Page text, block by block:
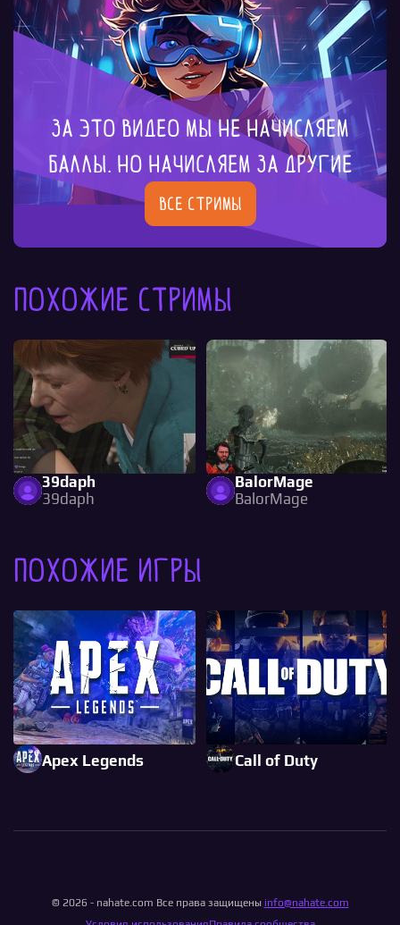
За это видео мы не начисляем
баллы. Но начисляем за другие
Все стримы
Похожие стримы
39daph
39daph
BalorMage
BalorMage
Похожие игры
Apex Legends Call of Duty
© 2026 - nahate.com Все права защищены info@nahate.com